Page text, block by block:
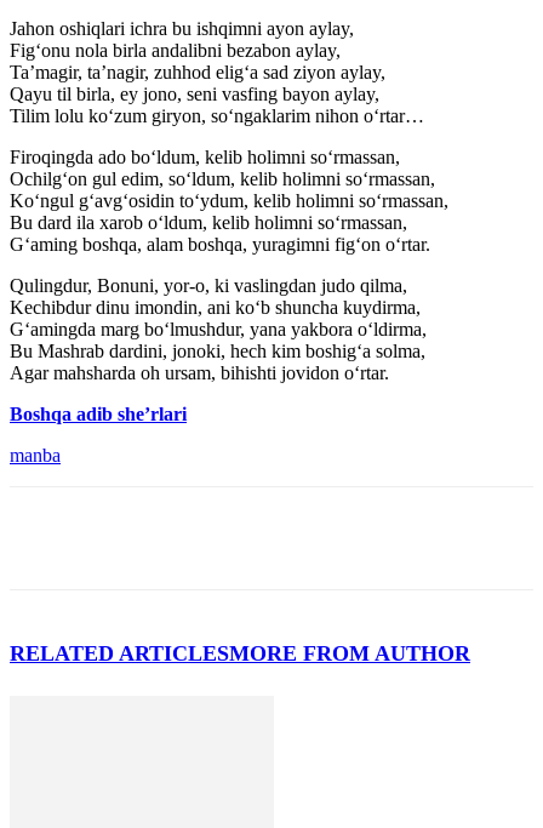
Jahon oshiqlari ichra bu ishqimni ayon aylay,
Fig‘onu nola birla andalibni bezabon aylay,
Ta’magir, ta’nagir, zuhhod elig‘a sad ziyon aylay,
Qayu til birla, ey jono, seni vasfing bayon aylay,
Tilim lolu ko‘zum giryon, so‘ngaklarim nihon o‘rtar…
Firoqingda ado bo‘ldum, kelib holimni so‘rmassan,
Ochilg‘on gul edim, so‘ldum, kelib holimni so‘rmassan,
Ko‘ngul g‘avg‘osidin to‘ydum, kelib holimni so‘rmassan,
Bu dard ila xarob o‘ldum, kelib holimni so‘rmassan,
G‘aming boshqa, alam boshqa, yuragimni fig‘on o‘rtar.
Qulingdur, Bonuni, yor-o, ki vaslingdan judo qilma,
Kechibdur dinu imondin, ani ko‘b shuncha kuydirma,
G‘amingda marg bo‘lmushdur, yana yakbora o‘ldirma,
Bu Mashrab dardini, jonoki, hech kim boshig‘a solma,
Agar mahsharda oh ursam, bihishti jovidon o‘rtar.
Boshqa adib she’rlari
manba
RELATED ARTICLESMORE FROM AUTHOR